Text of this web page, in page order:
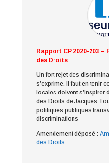
Rapport CP 2020-203 –
des Droits
Un fort rejet des
s’exprime. Il faut en tenir
locales doivent s’inspirer
des Droits de Jacques
politiques publiques
discriminations
Amendement déposé :
des Droits